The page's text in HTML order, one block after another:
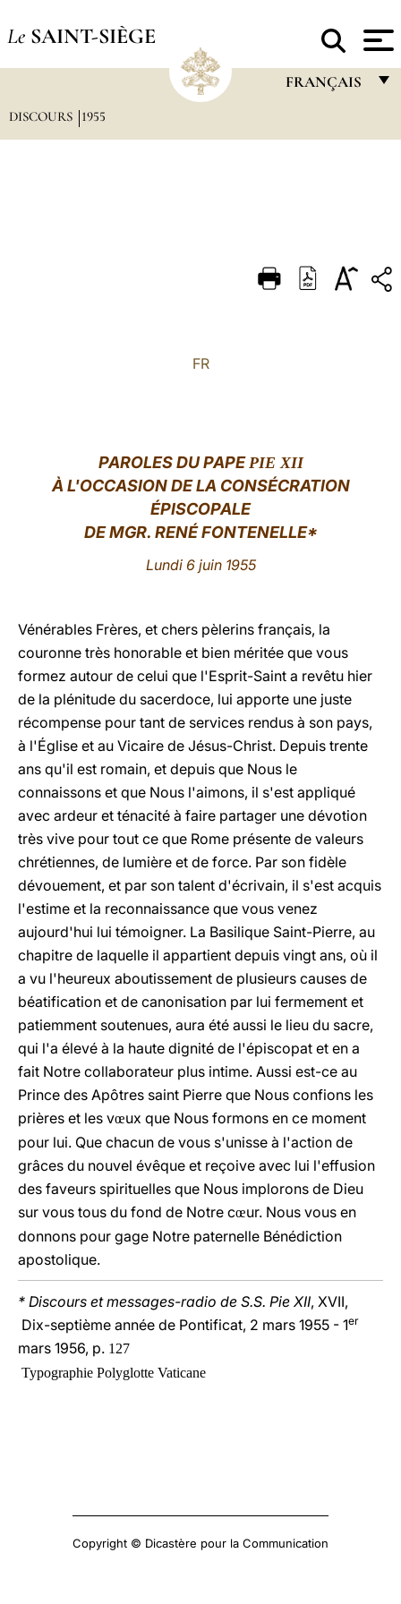
Le SAINT-SIÈGE
FRANÇAIS
DEUTSCH
DISCOURS 1955
FR
PAROLESDU PAPEPIE XII
À L'OCCASION DE LA CONSÉCRATION
ÉPISCOPALE
DE MGR. RENÉ FONTENELLE*
Lundi 6 juin 1955
Vénérables Frères, et chers pèlerins français, la
couronne très honorable et bien méritée que vous
formez autour de celui que l'Esprit-Saint a revêtu hier
de la plénitude du sacerdoce, lui apporte une juste
récompense pour tant de services rendus à son pays,
à l'Église et au Vicaire de Jésus-Christ. Depuis trente
ans qu'il est romain, et depuis que Nous le
connaissons et que Nous l'aimons, il s'est appliqué
avec ardeur et ténacité à faire partager une dévotion
très vive pour tout ce que Rome présente de valeurs
chrétiennes, de lumière et de force. Par son fidèle
dévouement, et par son talent d'écrivain, il s'est acquis
l'estime et la reconnaissance que vous venez
aujourd'hui lui témoigner. La Basilique Saint-Pierre, au
chapitre de laquelle il appartient depuis vingt ans, où il
a vu l'heureux aboutissement de plusieurs causes de
béatification et de canonisation par lui fermement et
patiemment soutenues, aura été aussi le lieu du sacre,
qui l'a élevé à la haute dignité de l'épiscopat et en a
fait Notre collaborateur plus intime. Aussi est-ce au
Prince des Apôtres saint Pierre que Nous confions les
prières et les vœux que Nous formons en ce moment
pour lui. Que chacun de vous s'unisse à l'action de
grâces du nouvel évêque et reçoive avec lui l'effusion
des faveurs spirituelles que Nous implorons de Dieu
sur vous tous du fond de Notre cœur. Nous vous en
donnons pour gage Notre paternelle Bénédiction
apostolique.
* Discours et messages-radio de S.S. Pie XII, XVII,
Dix-septième année de Pontificat, 2 mars 1955 - 1er
mars 1956, p. 127
Typographie Polyglotte Vaticane
Copyright © Dicastère pour la Communication